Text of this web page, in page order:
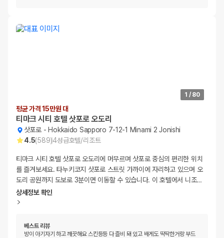
1 / 80
평균 가격 15만원 대
티마크 시티 호텔 삿포로 오도리
삿포로 - Hokkaido Sapporo 7-12-1 Minami 2 Jonishi
4.5(589)4성급호텔/리조트
티마크 시티 호텔 삿포로 오도리에 머무르며 삿포로 중심의 편리한 위치
를 즐겨보세요. 타누키코지 삿포로 스트릿 가까이에 자리하고 있으며 오
도리 공원까지 도보로 3분이면 이동할 수 있습니다. 이 호텔에서 니조…
상세정보 확인
베스트 리뷰
방이 아기자기 하고 깨끗해요 스킨등등 다 즐비 돼 있고 배게도 딱딱한거랑 부드